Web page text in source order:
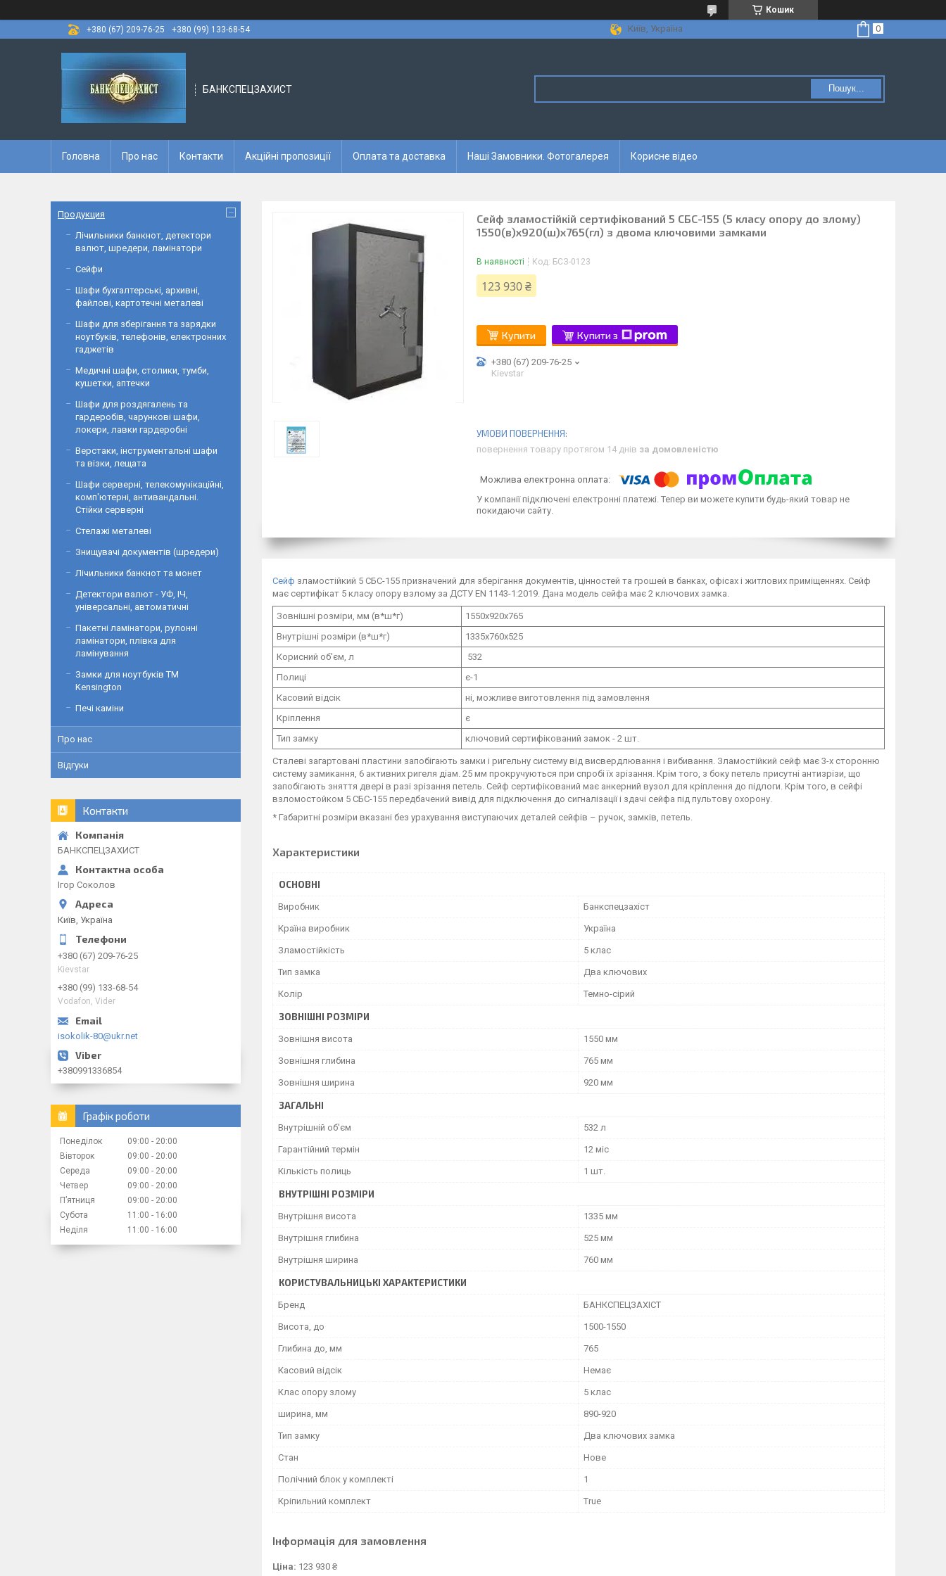
Кошик
+380 (67) 209-76-25
+380 (99) 133-68-54 Київ, Україна
БАНКСПЕЦЗАХИСТ Пошук...
Головна Про нас Контакти Акційні пропозиції Оплата та доставка Наші Замовники. Фотогалерея Корисне відео
Сейф зламостійкій сертифікований 5 СБС-155 (5 класу опору до злому)
1550(в)х920(ш)х765(гл) з двома ключовими замками
В наявності Код: БСЗ-0123
123 930 ₴
Купити Купити з
+380 (67) 209-76-25
Kievstar
повернення товару протягом 14 днів за домовленістю
У компанії підключені електронні платежі. Тепер ви можете купити будь-який товар не
покидаючи сайту.
Сейф зламостійкий 5 СБС-155 призначений для зберігання документів, цінностей та грошей в банках, офісах і житлових приміщеннях. Сейф
має сертифікат 5 класу опору взлому за ДСТУ EN 1143-1:2019. Дана модель сейфа має 2 ключових замка.
Зовнішні розміри, мм (в*ш*г)
1550х920х765
Внутрішні розміри (в*ш*г)
1335х760х525
Корисний об'єм, л
532
Полиці
є-1
Касовий відсік
ні, можливе виготовлення під замовлення
Кріплення
є
Тип замку
ключовий сертифікований замок - 2 шт.
Сталеві загартовані пластини запобігають замки і ригельну систему від висвердлювання і вибивання. Зламостійкий сейф має 3-х сторонню
систему замикання, 6 активних ригеля діам. 25 мм прокручуються при спробі їх зрізання. Крім того, з боку петель присутні антизрізи, що
запобігають зняття двері в разі зрізання петель. Сейф сертифікований має анкерний вузол для кріплення до підлоги. Крім того, в сейфі
взломостойком 5 СБС-155 передбачений вивід для підключення до сигналізації і здачі сейфа під пультову охорону.
* Габаритні розміри вказані без урахування виступаючих деталей сейфів – ручок, замків, петель.
Характеристики
ОСНОВНІ
Виробник Банкспецзахіст
Країна виробник Україна
Зламостійкість 5 клас
Тип замка Два ключових
Колір Темно-сірий
ЗОВНІШНІ РОЗМІРИ
Зовнішня висота 1550 мм
Зовнішня глибина 765 мм
Зовнішня ширина 920 мм
ЗАГАЛЬНІ
Внутрішній об'єм 532 л
Гарантійний термін 12 міс
Кількість полиць 1 шт.
ВНУТРІШНІ РОЗМІРИ
Внутрішня висота 1335 мм
Внутрішня глибина 525 мм
Внутрішня ширина 760 мм
КОРИСТУВАЛЬНИЦЬКІ ХАРАКТЕРИСТИКИ
Бренд БАНКСПЕЦЗАХІСТ
Висота, до 1500-1550
Глибина до, мм 765
Касовий відсік Немає
Клас опору злому 5 клас
ширина, мм 890-920
Тип замку Два ключових замка
Стан Нове
Полічний блок у комплекті 1
Кріпильний комплект True
Інформація для замовлення
Ціна: 123 930 ₴
Продукция
Лічильники банкнот, детектори
валют, шредери, ламінатори
Сейфи
Шафи бухгалтерські, архивні,
файлові, картотечні металеві
Шафи для зберігання та зарядки
ноутбуків, телефонів, електронних
гаджетів
Медичні шафи, столики, тумби,
кушетки, аптечки
Шафи для роздягалень та
гардеробів, чарункові шафи,
локери, лавки гардеробні
Верстаки, інструментальні шафи
та візки, лещата
Шафи серверні, телекомунікаційні,
комп'ютерні, антивандальні.
Стійки серверні
Стелажі металеві
Знищувачі документів (шредери)
Лічильники банкнот та монет
Детектори валют - УФ, ІЧ,
універсальні, автоматичні
Пакетні ламінатори, рулонні
ламінатори, плівка для
ламінування
Замки для ноутбуків ТМ
Kensington
Печі каміни
Про нас
Відгуки
Контакти
БАНКСПЕЦЗАХИСТ
Ігор Соколов
Київ, Україна
+380 (67) 209-76-25
Kievstar
+380 (99) 133-68-54
Vodafon, Vider
isokolik-80@ukr.net
+380991336854
Графік роботи
Понеділок 09:00
20:00
Вівторок
09:00
20:00
Середа
09:00
20:00
Четвер
09:00
20:00
Пʼятниця
09:00
20:00
Субота
11:00
16:00
Неділя
11:00 16:00